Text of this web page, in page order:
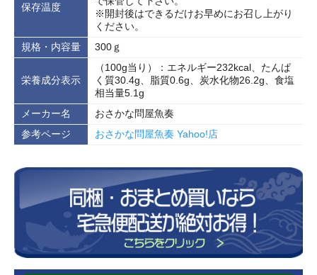
保存温度
※開封後はできるだけお早めにお召し上がり
ください。
規格・内容量
300ｇ
栄養成分表示
（100g当り）：エネルギー232kcal、たんぱ
く質30.4g、脂質0.6g、炭水化物26.2g、食塩
相当量5.1g
メーカー名
おさかな問屋魚奏
参考ページ
おさかな問屋魚奏 Yahoo!店